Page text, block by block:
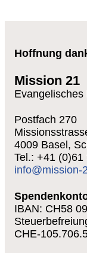
Hoffnung
Mission 21
Postfach 270
4009 Basel,
Tel.: +41 (0)61
info@mission-
IBAN: CH58
CHE-